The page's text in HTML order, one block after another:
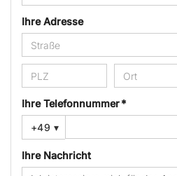
Ihre Adresse
Ihre Telefonnummer *
+49 ▾
Ihre Nachricht